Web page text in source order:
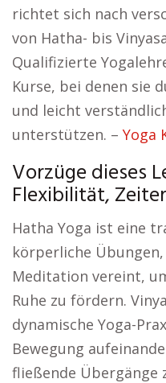
richtet sich nach
von Hatha- bis
Qualifizierte
Kurse, bei denen sie
und leicht
unterstützen. – Yoga
Vorzüge dieses
Flexibilität,
Hatha Yoga ist eine
körperliche
Meditation vereint,
Ruhe zu fördern.
dynamische Yoga-
Bewegung
fließende Übergänge